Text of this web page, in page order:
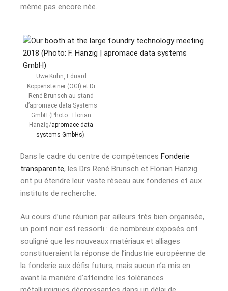
même pas encore née.
Uwe Kühn, Eduard
Koppensteiner (ÖGI) et Dr
René Brunsch au stand
d’apromace data Systems
GmbH (Photo : Florian
Hanzig/apromace data
systems GmbHs).
Dans le cadre du centre de compétences Fonderie
transparente, les Drs René Brunsch et Florian Hanzig
ont pu étendre leur vaste réseau aux fonderies et aux
instituts de recherche.
Au cours d’une réunion par ailleurs très bien organisée,
un point noir est ressorti : de nombreux exposés ont
souligné que les nouveaux matériaux et alliages
constitueraient la réponse de l’industrie européenne de
la fonderie aux défis futurs, mais aucun n’a mis en
avant la manière d’atteindre les tolérances